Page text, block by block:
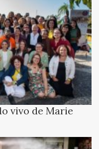
vivo de Marie